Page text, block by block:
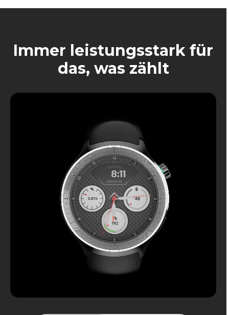
Immer leistungsstark für
das, was zählt